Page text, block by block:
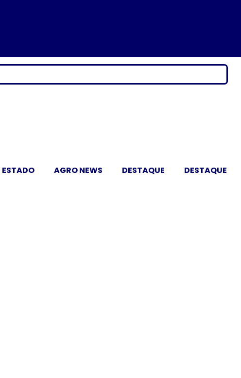
ESTADO AGRO NEWS DESTAQUE DESTAQUE